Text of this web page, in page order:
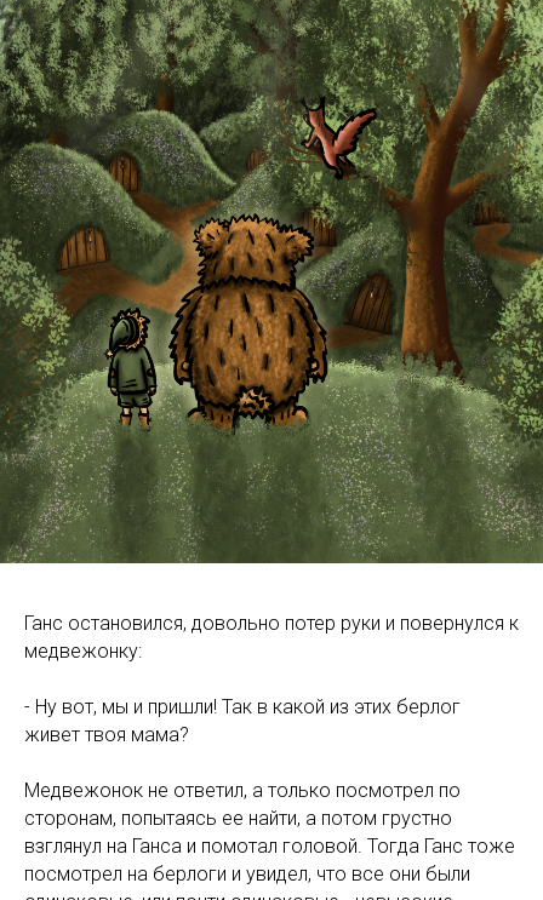
Ганс остановился, довольно потер руки и повернулся к
медвежонку:
- Ну вот, мы и пришли! Так в какой из этих берлог
живет твоя мама?
Медвежонок не ответил, а только посмотрел по
сторонам, попытаясь ее найти, а потом грустно
взглянул на Ганса и помотал головой. Тогда Ганс тоже
посмотрел на берлоги и увидел, что все они были